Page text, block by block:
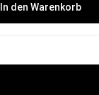
In den Warenkorb